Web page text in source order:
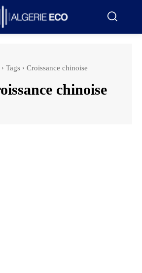
Tags Croissance chinoise
chinoise